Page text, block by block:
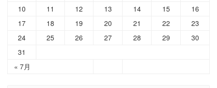
« 7月
10
11 12 13 14 15
16
17
18 19 20 21 22
23
24
25 26 27 28 29
30
31